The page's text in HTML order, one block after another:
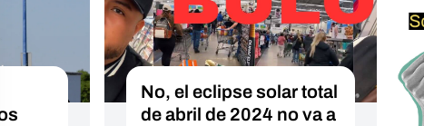
No, el eclipse solar total
de abril de 2024 no va a